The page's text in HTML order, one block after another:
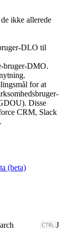
ikke allerede
DLO til
bruger-DMO.
for at
Disse
CRM, Slack
(beta)
J